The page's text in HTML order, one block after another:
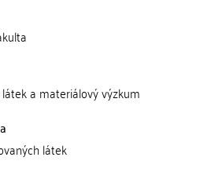
a materiálový výzkum
látek